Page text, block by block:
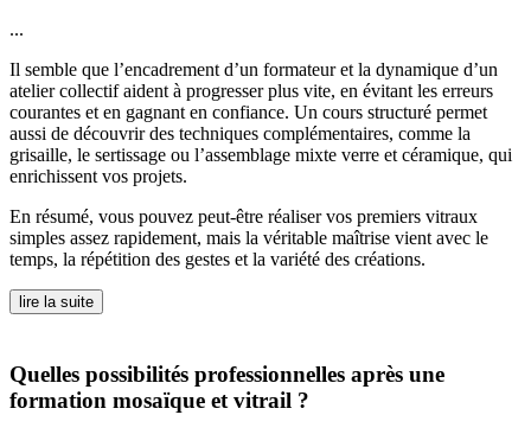
...
Il semble que l’encadrement d’un formateur et la dynamique d’un
atelier collectif aident à progresser plus vite, en évitant les erreurs
courantes et en gagnant en confiance. Un cours structuré permet
aussi de découvrir des techniques complémentaires, comme la
grisaille, le sertissage ou l’assemblage mixte verre et céramique, qui
enrichissent vos projets.
En résumé, vous pouvez peut-être réaliser vos premiers vitraux
simples assez rapidement, mais la véritable maîtrise vient avec le
temps, la répétition des gestes et la variété des créations.
lire la suite
Quelles possibilités professionnelles après une
formation mosaïque et vitrail ?